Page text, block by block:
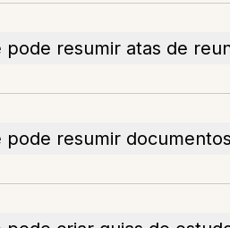
pode resumir atas de
pode resumir